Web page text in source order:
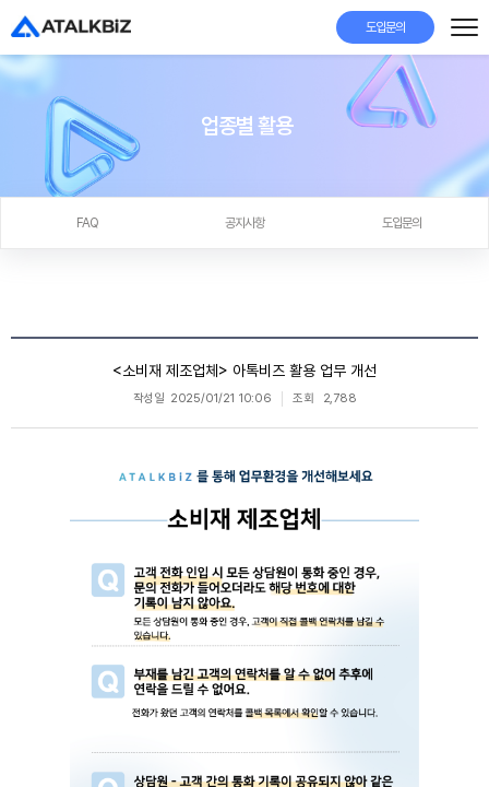
도입문의
업종별 활용
FAQ 공지사항 도입문의
<소비재 제조업체> 아톡비즈 활용 업무 개선
작성일 2025/01/21 10:06 조회 2,788